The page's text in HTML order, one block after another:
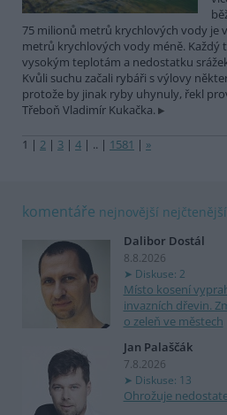
75 milionů metrů krychlových vody je
metrů krychlových vody méně. Každý
vysokým teplotám a nedostatku
Kvůli suchu začali rybáři s výlovy
protože by jinak ryby uhynuly, řekl
Třeboň Vladimír Kukačka.
1 | 2 | 3 | 4 | .. | 1581 | »
komentáře nejnovější nejčtenější
Dalibor Dostál
8.8.2026
Diskuse: 2
Místo kosení
invazních dřevin.
o zeleň ve městech
Jan Palaščák
7.8.2026
Diskuse: 13
Ohrožuje